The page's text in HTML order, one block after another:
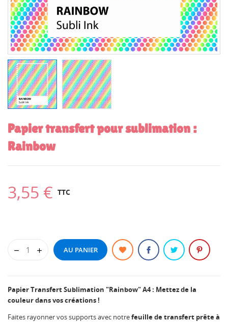
Papier transfert pour sublimation :
Rainbow
3,55 € TTC
AU PANIER
Papier Transfert Sublimation "Rainbow" A4 : Mettez de la
couleur dans vos créations !
Faites rayonner vos supports avec notrefeuille de transfert prête à